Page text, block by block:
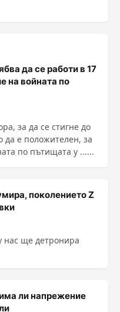
да се работи в 17
на войната по
за да се стигне до
да е положителен, за
по пътищата у ......
поколeнието Z
нас ще детронира
ли напрежение